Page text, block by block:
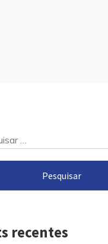
recentes